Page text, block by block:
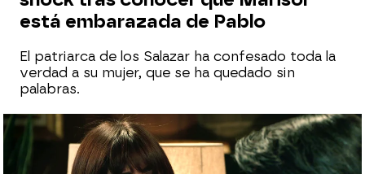
está embarazada de Pablo
El patriarca de los Salazar ha confesado toda la
verdad a su mujer, que se ha quedado sin
palabras.
Marisol reaparece en la vida de Pablo con
una impactante noticia: “Estoy
esperando un hijo tuyo”